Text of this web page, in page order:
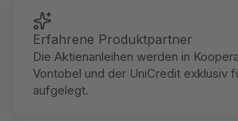
Erfahrene Produktpartner
Die Aktienanleihen werden in
Vontobel und der UniCredit exklusiv
aufgelegt.